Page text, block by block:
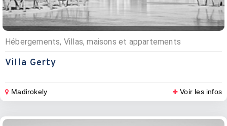
Hébergements, Villas, maisons et appartements
Villa Gerty
Madirokely Voir les infos